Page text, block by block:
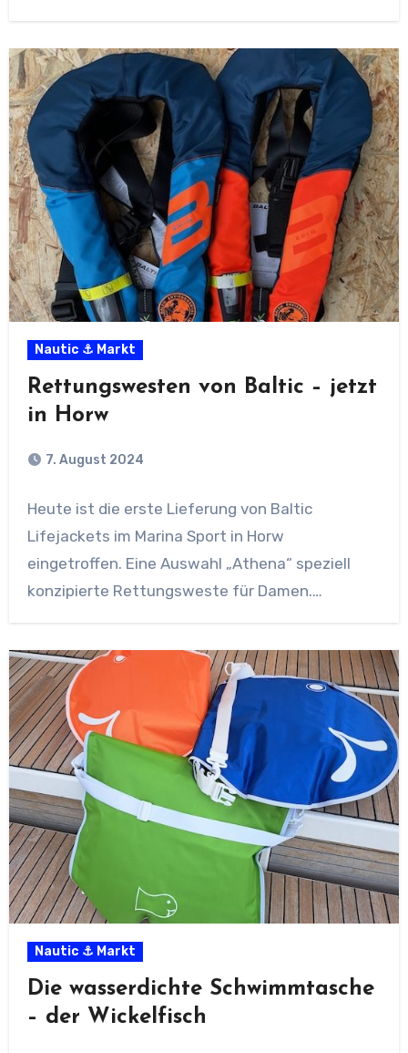
Nautic ⚓ Markt
Rettungswesten von Baltic – jetzt
in Horw
7. August 2024
Heute ist die erste Lieferung von Baltic
Lifejackets im Marina Sport in Horw
eingetroffen. Eine Auswahl „Athena“ speziell
konzipierte Rettungsweste für Damen.…
Nautic ⚓ Markt
Die wasserdichte Schwimmtasche
– der Wickelfisch